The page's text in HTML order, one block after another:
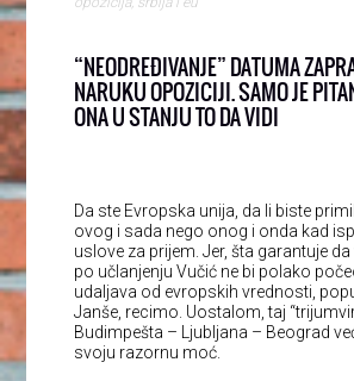
“NEODREĐIVANJE” DATUMA
NARUKU OPOZICIJI. SAMO JE
ONA U STANJU TO DA VIDI
Da ste Evropska unija, da li biste
ovog i sada nego onog i onda kad
uslove za prijem. Jer, šta garantuje
po učlanjenju Vučić ne bi polako
udaljava od evropskih vrednosti,
Janše, recimo. Uostalom, taj
Budimpešta – Ljubljana – Beograd
svoju razornu moć.